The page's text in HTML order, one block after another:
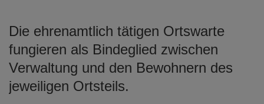
Die ehrenamtlich tätigen Ortswarte
fungieren als Bindeglied zwischen
Verwaltung und den Bewohnern des
jeweiligen Ortsteils.